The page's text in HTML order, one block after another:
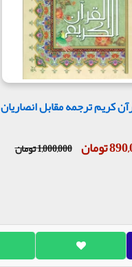
کریم ترجمه مقابل انصاریان
تومان 1,000,000 تومان